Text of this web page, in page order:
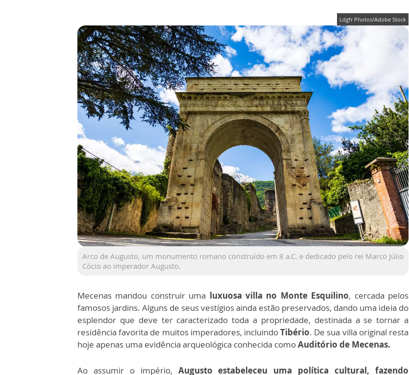
Ldgfr Photos/Adobe Stock
Arco de Augusto, um monumento romano construído em 8 a.C. e dedicado pelo rei Marco Júlio
Cócio ao imperador Augusto.
Mecenas mandou construir uma luxuosa villa no Monte Esquilino, cercada pelos
famosos jardins. Alguns de seus vestígios ainda estão preservados, dando uma ideia do
esplendor que deve ter caracterizado toda a propriedade, destinada a se tornar a
residência favorita de muitos imperadores, incluindoTibério. De sua villa original resta
hoje apenas uma evidência arqueológica conhecida comoAuditório de Mecenas.
Ao assumir o império, Augusto estabeleceu uma política cultural, fazendo